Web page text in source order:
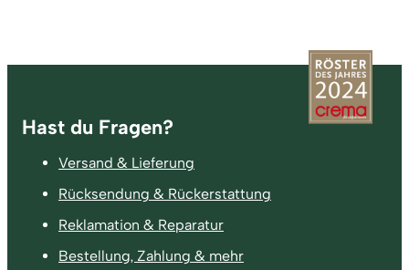
Fußzeile
Hast du Fragen?
Versand & Lieferung
Rücksendung & Rückerstattung
Reklamation & Reparatur
Bestellung, Zahlung & mehr